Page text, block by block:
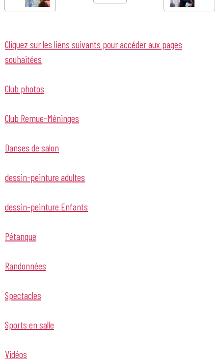
Cliquez sur les liens suivants pour accéder aux pages
souhaitées
Club photos
Club Remue-Méninges
Danses de salon
dessin-peinture adultes
dessin-peinture Enfants
Pétanque
Randonnées
Spectacles
Sports en salle
Vidéos